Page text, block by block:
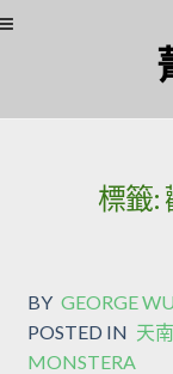
Skip to navigation
標籤:
BY GEORGE WU
POSTED IN 天
MONSTERA